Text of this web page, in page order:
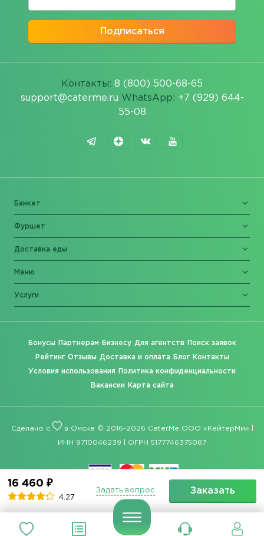
16 460 ₽
4.27
Заказать
Задать вопрос
Подписаться
Контакты: 8 (800) 500-68-65
support@caterme.ru WhatsApp: +7 (929) 644-
55-08
Банкет
Фуршет
Доставка еды
Меню
Услуги
Бонусы Партнерам Бизнесу Для агентств Поиск заявок
Рейтинг Отзывы Доставка и оплата Блог Контакты
Условия использования Политика конфиденциальности
Вакансии Карта сайта
Сделано с в Омске © 2016-2026 CaterMe ООО «КейтерМи» |
ИНН 9710046239 | ОГРН 5177746375087